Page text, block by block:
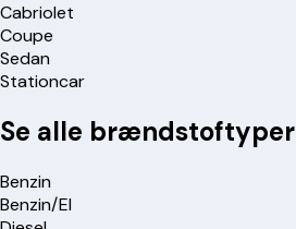
Cabriolet
Coupe
Sedan
Stationcar
Se alle brændstoftyper
Benzin
Benzin/El